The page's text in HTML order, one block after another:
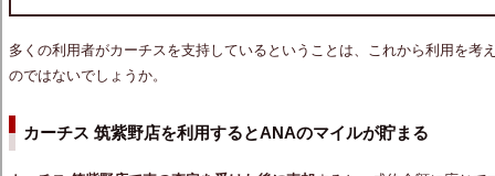
多くの利用者がカーチスを支持しているということは、これから利用を考
のではないでしょうか。
カーチス 筑紫野店を利用するとANAのマイルが貯まる